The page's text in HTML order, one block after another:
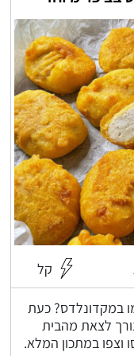
קל
במקדונלדס? כעת
לצאת מהבית
במתכון המלא.